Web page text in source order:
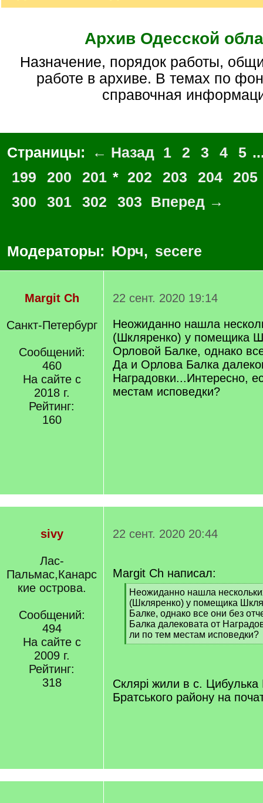
Архив Одесской
Назначение, порядок работы, общие вопросы по
работе в архиве. В темах по
справочная
Страницы: ← Назад 1 2 3 4 5
199
200 201 * 202 203 204 205
300
301 302 303 Вперед →
Модераторы: Юрч, secere
Margit Ch
Санкт-Петербург
Сообщений:
460
На сайте с
2018 г.
Рейтинг:
160
22 сент. 2020 19:14
Неожиданно нашла
(Шкляренко) у помещика
Орловой Балке, однако
Да и Орлова Балка
Наградовки...Интересно,
местам исповедки?
sivy
Лас-
Пальмас,Канарс
кие острова.
Сообщений:
494
На сайте с
2009 г.
Рейтинг:
318
22 сент. 2020 20:44
Margit Ch написал:
[
q
]
Неожиданно нашла
(Шкляренко) у помещика
Балке, однако все они без
Балка далековата от
ли по тем местам исповедки?
[
Склярі жили в с. Цибулька
Братського району на